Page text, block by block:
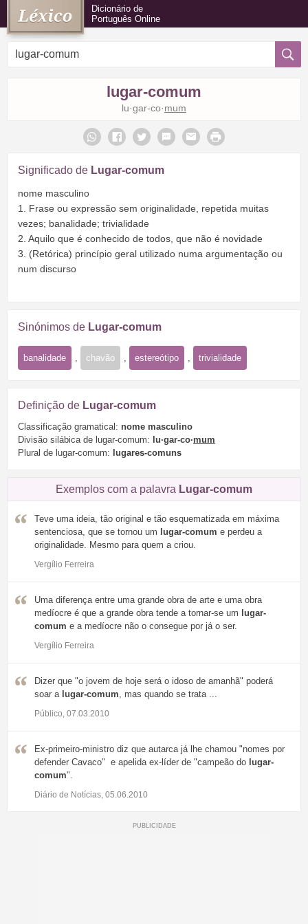
Dicionário de
Português Online
lugar-comum
lu·gar-co·mum
Significado de Lugar-comum
nome masculino
1. Frase ou expressão sem originalidade, repetida muitas
vezes; banalidade; trivialidade
2. Aquilo que é conhecido de todos, que não é novidade
3. (Retórica) princípio geral utilizado numa argumentação ou
num discurso
Sinónimos de Lugar-comum
banalidade chavão estereótipo trivialidade
Definição de Lugar-comum
Classificação gramatical: nome masculino
Divisão silábica de lugar-comum: lu·gar-co·mum
Plural de lugar-comum: lugares-comuns
Exemplos com a palavra Lugar-comum
Teve uma ideia, tão original e tão esquematizada em máxima
sentenciosa, que se tornou um lugar-comum e perdeu a
originalidade. Mesmo para quem a criou.
Vergílio Ferreira
Uma diferença entre uma grande obra de arte e uma obra
medíocre é que a grande obra tende a tornar-se um lugar-
comum e a medíocre não o consegue por já o ser.
Vergílio Ferreira
Dizer que "o jovem de hoje será o idoso de amanhã" poderá
soar a lugar-comum, mas quando se trata ...
Público, 07.03.2010
Ex-primeiro-ministro diz que autarca já lhe chamou "nomes por
defender Cavaco" e apelida ex-líder de "campeão do lugar-
comum".
Diário de Notícias, 05.06.2010